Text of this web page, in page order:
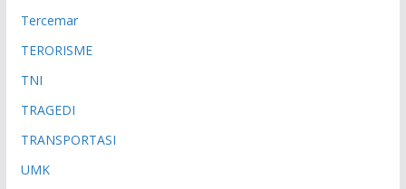
Tercemar
TERORISME
TNI
TRAGEDI
TRANSPORTASI
UMK